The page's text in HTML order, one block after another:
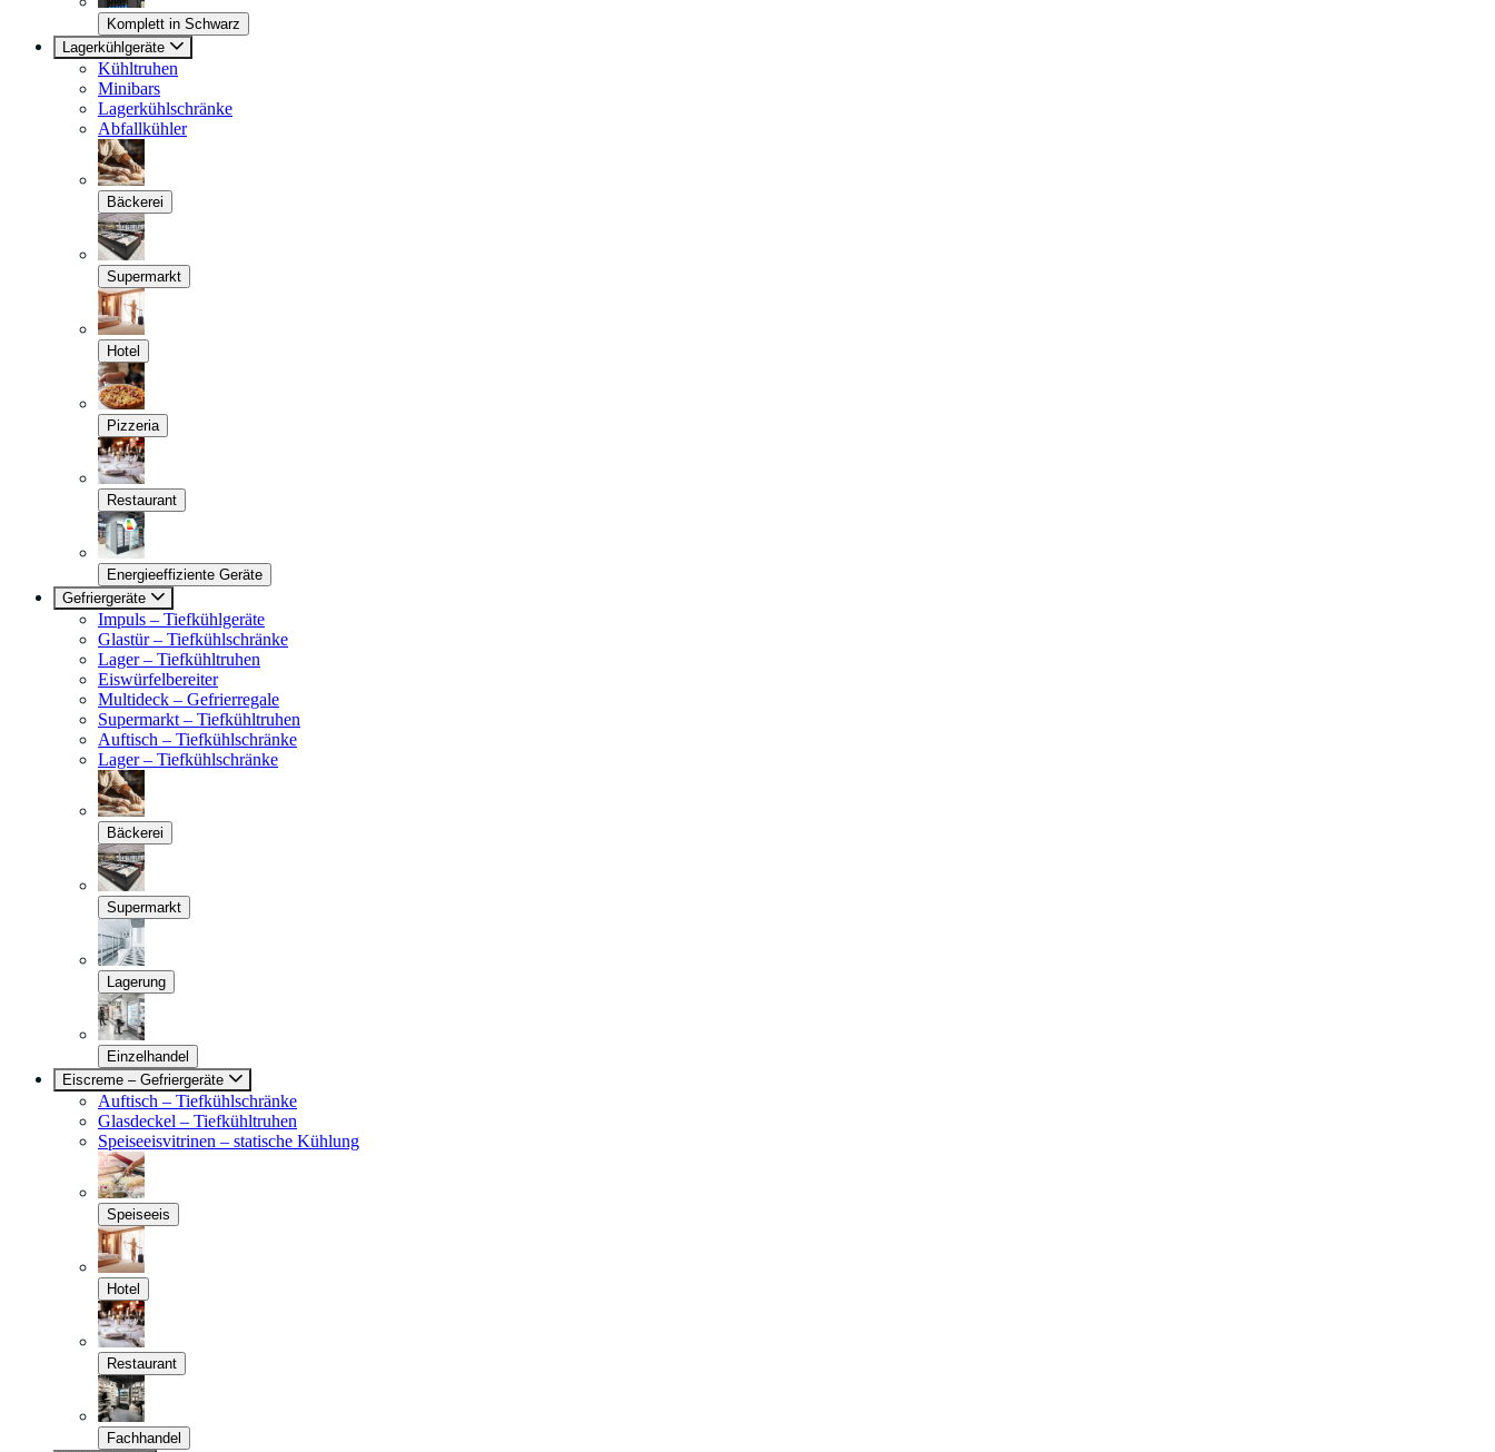
Komplett in Schwarz
Lagerkühlgeräte
Kühltruhen
Minibars
Lagerkühlschränke
Abfallkühler
Bäckerei
Supermarkt
Hotel
Pizzeria
Restaurant
Energieeffiziente Geräte
Gefriergeräte
Impuls – Tiefkühlgeräte
Glastür – Tiefkühlschränke
Lager – Tiefkühltruhen
Eiswürfelbereiter
Multideck – Gefrierregale
Supermarkt – Tiefkühltruhen
Auftisch – Tiefkühlschränke
Lager – Tiefkühlschränke
Bäckerei
Supermarkt
Lagerung
Einzelhandel
Eiscreme – Gefriergeräte
Auftisch – Tiefkühlschränke
Glasdeckel – Tiefkühltruhen
Speiseeisvitrinen – statische Kühlung
Speiseeis
Hotel
Restaurant
Fachhandel